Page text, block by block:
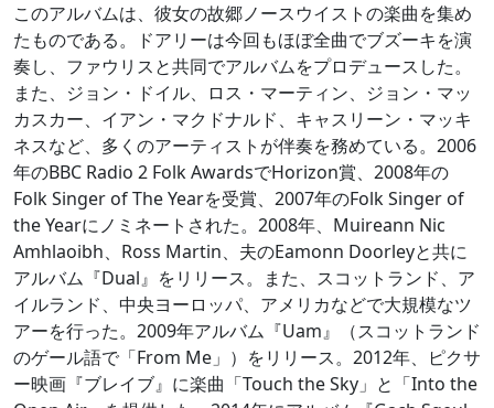
このアルバムは、彼女の故郷ノースウイストの楽曲を集め
たものである。ドアリーは今回もほぼ全曲でブズーキを演
奏し、ファウリスと共同でアルバムをプロデュースした。
また、ジョン・ドイル、ロス・マーティン、ジョン・マッ
カスカー、イアン・マクドナルド、キャスリーン・マッキ
ネスなど、多くのアーティストが伴奏を務めている。2006
年のBBC Radio 2 Folk AwardsでHorizon賞、2008年の
Folk Singer of The Yearを受賞、2007年のFolk Singer of
the Yearにノミネートされた。2008年、Muireann Nic
Amhlaoibh、Ross Martin、夫のEamonn Doorleyと共に
アルバム『Dual』をリリース。また、スコットランド、ア
イルランド、中央ヨーロッパ、アメリカなどで大規模なツ
アーを行った。2009年アルバム『Uam』（スコットランド
のゲール語で「From Me」）をリリース。2012年、ピクサ
ー映画『ブレイブ』に楽曲「Touch the Sky」と「Into the